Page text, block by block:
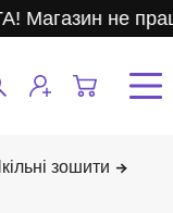
Магазин не
зошити